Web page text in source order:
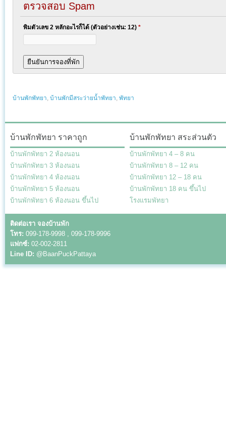
ตรวจสอบ Spam
พิมตัวเลข 2 หลักอะไรก็ได้ (ตัวอย่างเช่น: 12) *
บ้านพักพัทยา, บ้านพักมีสระว่ายน้ำพัทยา, พัทยา
บ้านพักพัทยา ราคาถูก
บ้านพักพัทยา 2 ห้องนอน
บ้านพักพัทยา 3 ห้องนอน
บ้านพักพัทยา 4 ห้องนอน
บ้านพักพัทยา 5 ห้องนอน
บ้านพักพัทยา 6 ห้องนอน ขึ้นไป
บ้านพักพัทยา สระส่วนตัว
บ้านพักพัทยา 4 – 8 คน
บ้านพักพัทยา 8 – 12 คน
บ้านพักพัทยา 12 – 18 คน
บ้านพักพัทยา 18 คน ขึ้นไป
โรงแรมพัทยา
ติดต่อเรา จองบ้านพัก
โทร: 099-178-9998 , 099-178-9996
แฟกซ์: 02-002-2811
Line ID: @BaanPuckPattaya